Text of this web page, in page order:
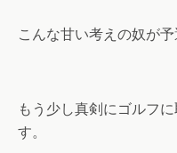
こんな甘い考えの奴が
もう少し真剣にゴルフ
す。